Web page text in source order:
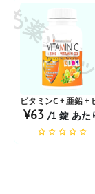
お薬シ
ビタミンC + 亜鉛 +
¥63/1 錠 あた